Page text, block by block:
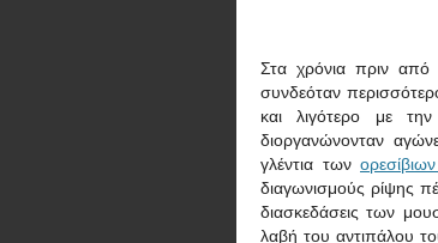
Στα χρόνια πριν
συνδεόταν
και λιγότερο με
διοργανώνονταν
γλέντια των
διαγωνισμούς ρίψης
διασκεδάσεις των
λαβή του αντιπάλου